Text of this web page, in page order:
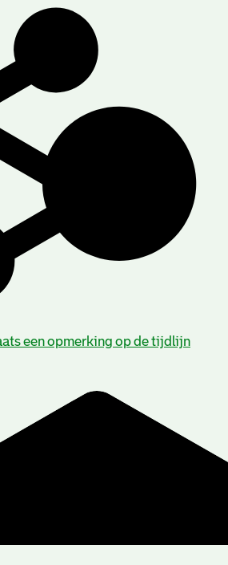
een opmerking op de tijdlijn